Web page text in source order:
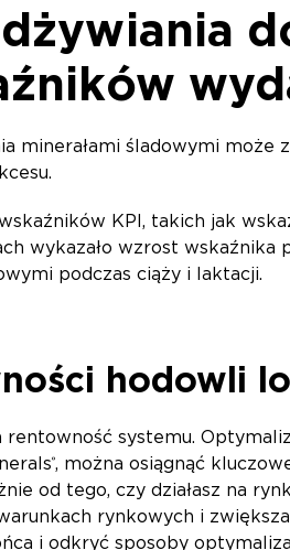
minerałami śladowymi
KPI, takich jak
wykazało wzrost wskaźnika
podczas ciąży i laktacji.
hodowli
rentowność systemu.
®, można osiągnąć
od tego, czy działasz na
rynkowych i
i odkryć sposoby